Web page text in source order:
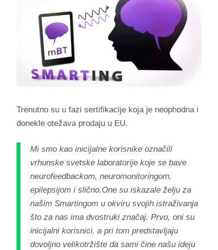
Trenutno su u fazi sertifikacije koja je neophodna i
donekle otežava prodaju u EU.
Mi smo kao inicijalne korisnike označili
vrhunske svetske laboratorije koje se bave
neurofeedbackom, neuromonitoringom,
epilepsijom i slično.One su iskazale želju za
našim Smartingom u okviru svojih istraživanja
što za nas ima dvostruki značaj. Prvo, oni su
inicijalni korisnici, a pri tom predstavljaju
dovoljno velikotržište da sami čine našu ideju